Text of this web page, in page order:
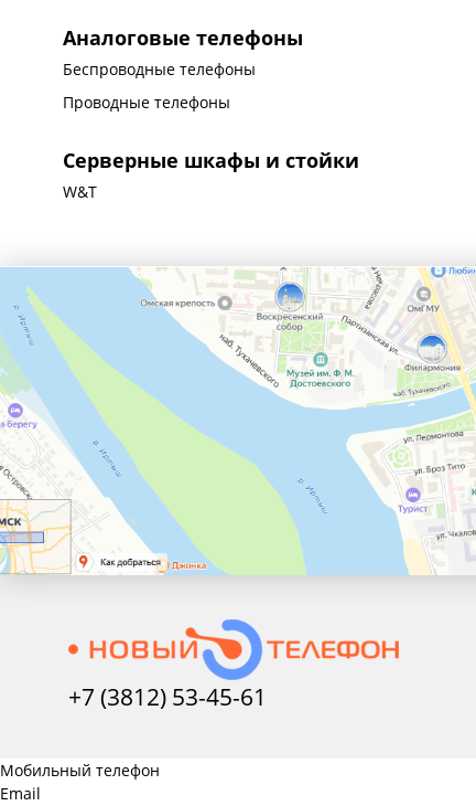
Аналоговые телефоны
Беспроводные телефоны
Проводные телефоны
Серверные шкафы и стойки
W&T
+7 (3812) 53-45-61
Мобильный телефон
Email